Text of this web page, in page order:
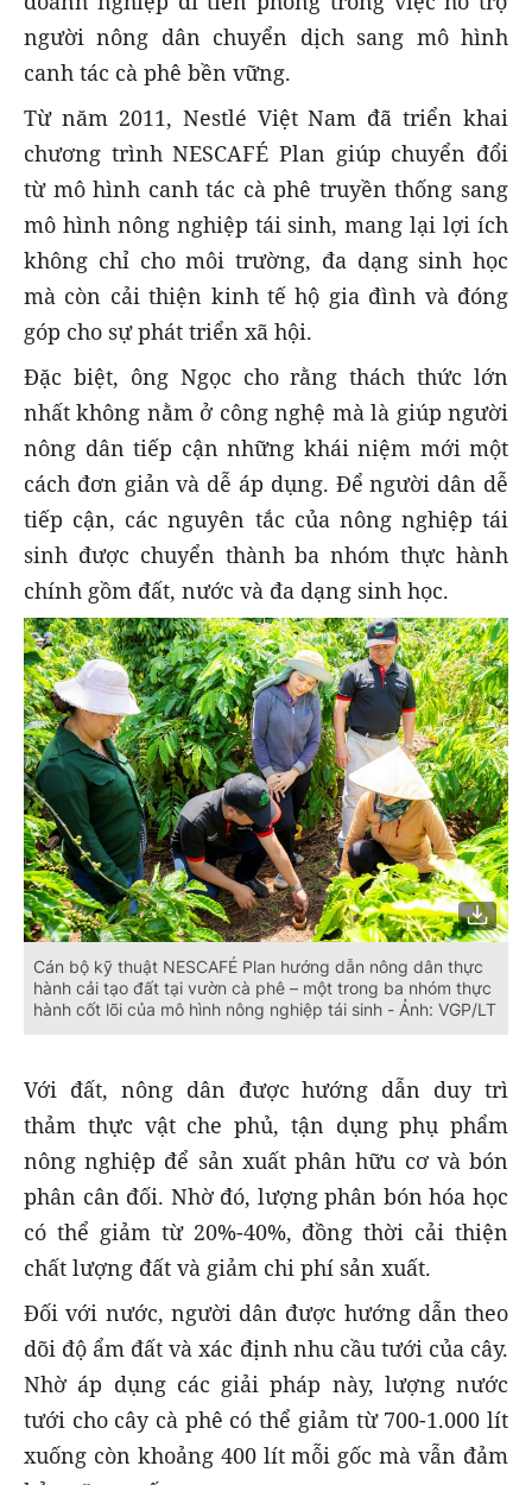
người nông dân chuyển dịch sang mô hình
canh tác cà phê bền vững.
Từ năm 2011, Nestlé Việt Nam đã triển khai
chương trình NESCAFÉ Plan giúp chuyển đổi
từ mô hình canh tác cà phê truyền thống sang
mô hình nông nghiệp tái sinh, mang lại lợi ích
không chỉ cho môi trường, đa dạng sinh học
mà còn cải thiện kinh tế hộ gia đình và đóng
góp cho sự phát triển xã hội.
Đặc biệt, ông Ngọc cho rằng thách thức lớn
nhất không nằm ở công nghệ mà là giúp người
nông dân tiếp cận những khái niệm mới một
cách đơn giản và dễ áp dụng. Để người dân dễ
tiếp cận, các nguyên tắc của nông nghiệp tái
sinh được chuyển thành ba nhóm thực hành
chính gồm đất, nước và đa dạng sinh học.
Cán bộ kỹ thuật NESCAFÉ Plan hướng dẫn nông dân thực
hành cải tạo đất tại vườn cà phê – một trong ba nhóm thực
hành cốt lõi của mô hình nông nghiệp tái sinh - Ảnh: VGP/LT
Với đất, nông dân được hướng dẫn duy trì
thảm thực vật che phủ, tận dụng phụ phẩm
nông nghiệp để sản xuất phân hữu cơ và bón
phân cân đối. Nhờ đó, lượng phân bón hóa học
có thể giảm từ 20%-40%, đồng thời cải thiện
chất lượng đất và giảm chi phí sản xuất.
Đối với nước, người dân được hướng dẫn theo
dõi độ ẩm đất và xác định nhu cầu tưới của cây.
Nhờ áp dụng các giải pháp này, lượng nước
tưới cho cây cà phê có thể giảm từ 700-1.000 lít
xuống còn khoảng 400 lít mỗi gốc mà vẫn đảm